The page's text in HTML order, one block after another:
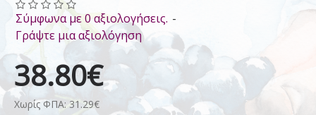
Σύμφωνα με 0 αξιολογήσεις. -
Γράψτε μια αξιολόγηση
38.80€
Χωρίς ΦΠΑ: 31.29€